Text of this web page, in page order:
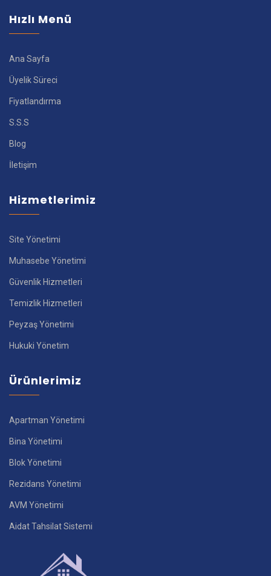
Hızlı Menü
Ana Sayfa
Üyelik Süreci
Fiyatlandırma
S.S.S
Blog
İletişim
Hizmetlerimiz
Site Yönetimi
Muhasebe Yönetimi
Güvenlik Hizmetleri
Temizlik Hizmetleri
Peyzaş Yönetimi
Hukuki Yönetim
Ürünlerimiz
Apartman Yönetimi
Bina Yönetimi
Blok Yönetimi
Rezidans Yönetimi
AVM Yönetimi
Aidat Tahsilat Sistemi